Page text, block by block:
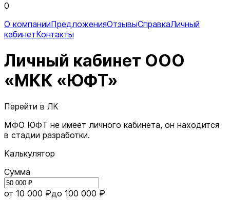
0
О компанииПредложенияОтзывыСправкаЛичный
кабинетКонтакты
Личный кабинет ООО
«МКК «ЮФТ»
Перейти в ЛК
МФО ЮФТ не имеет личного кабинета, он находится
в стадии разработки.
Калькулятор
Сумма
от 10 000 ₽до 100 000 ₽